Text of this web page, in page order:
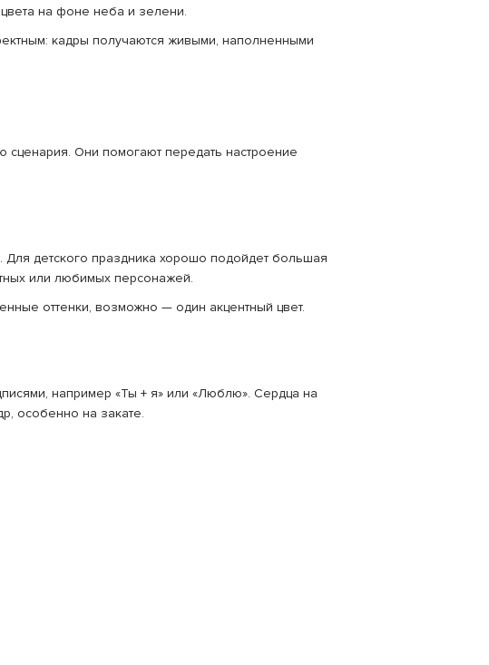
на фоне неба и зелени.
кадры получаются живыми, наполненными
Они помогают передать настроение
Для детского праздника хорошо подойдет большая
или любимых персонажей.
оттенки, возможно — один акцентный цвет.
например «Ты + я» или «Люблю». Сердца на
особенно на закате.